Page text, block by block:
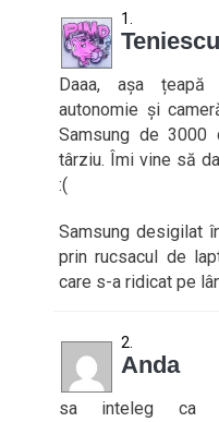
Teniescu
Daaa, așa țeapă
autonomie și
Samsung de
târziu. Îmi vine să
:(
Samsung desigilat
prin rucsacul de
care s-a ridicat pe
Anda
sa inteleg ca